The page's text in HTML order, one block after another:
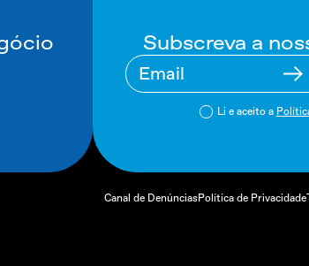
Subscreva a
Li e aceito a
Canal de DenúnciasPolítica de Privacidade